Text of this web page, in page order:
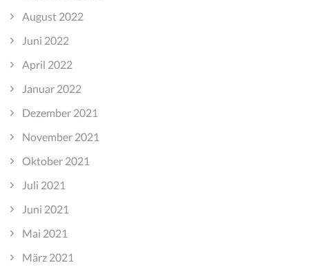
August 2022
Juni 2022
April 2022
Januar 2022
Dezember 2021
November 2021
Oktober 2021
Juli 2021
Juni 2021
Mai 2021
März 2021